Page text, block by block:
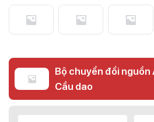
Bộ chuyển đổi nguồn
Cầu dao